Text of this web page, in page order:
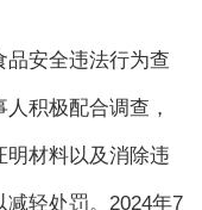
安全违法行为查
积极配合调查，
明材料以及消除违
轻处罚。2024年7